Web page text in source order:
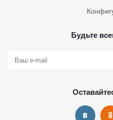
Будьте